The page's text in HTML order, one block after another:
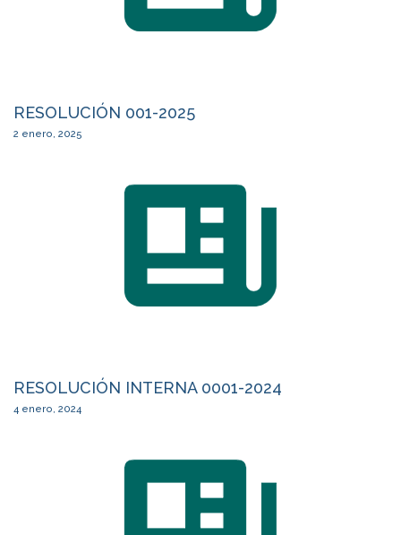
RESOLUCIÓN 001-2025
2 enero, 2025
RESOLUCIÓN INTERNA 0001-2024
4 enero, 2024